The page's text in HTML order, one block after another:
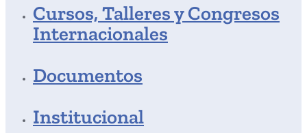
Cursos, Talleres y Congresos
Internacionales
Documentos
Institucional